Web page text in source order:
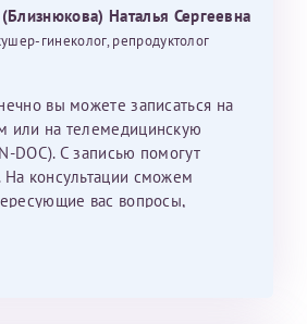
мед. сестру Сухову
Тоже очень душевный человек.
как с давней знакомой, очень
и чуткий, прям приятно
туда ещё за вторым
же только к Ринату
волшебнику, без каких либо
Рафаилевич
к вам и обсудить
для программы эко
Наталья Сергеевна
гинеколог, репродуктолог
вы можете записаться на
или на телемедицинскую
DOC). С записью помогут
На консультации сможем
вас вопросы,